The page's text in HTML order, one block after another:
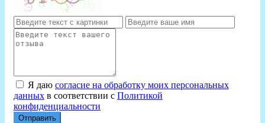
Я даю согласие на обработку моих персональных
данных в соответствии с Политикой
конфиденциальности
Отправить